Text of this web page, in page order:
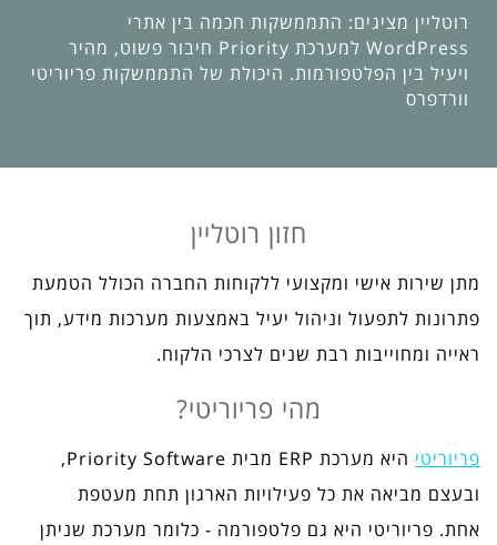
רוטליין מציגים: התממשקות חכמה בין אתרי
WordPress למערכת Priority חיבור פשוט, מהיר
ויעיל בין הפלטפורמות. היכולת של התממשקות פריוריטי
וורדפרס
חזון רוטליין
מתן שירות אישי ומקצועי ללקוחות החברה הכולל הטמעת
פתרונות לתפעול וניהול יעיל באמצעות מערכות מידע, תוך
ראייה ומחוייבות רבת שנים לצרכי הלקוח.
מהי פריוריטי?
פריוריטי
היא מערכת ERP מבית Priority Software,
ובעצם מביאה את כל פעילויות הארגון תחת מעטפת
אחת. פריוריטי היא גם פלטפורמה - כלומר מערכת שניתן